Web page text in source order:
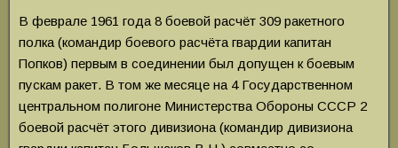
В феврале 1961 года 8 боевой расчёт 309 ракетного
полка (командир боевого расчёта гвардии капитан
Попков) первым в соединении был допущен к боевым
пускам ракет. В том же месяце на 4 Государственном
центральном полигоне Министерства Обороны СССР 2
боевой расчёт этого дивизиона (командир дивизиона